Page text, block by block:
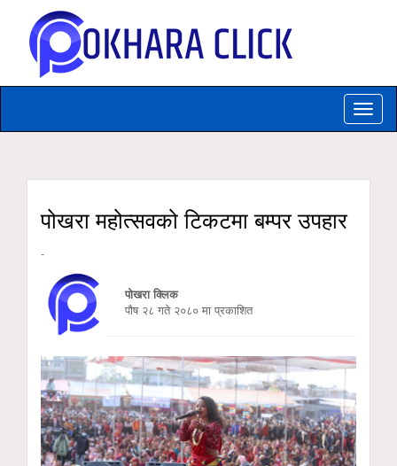
Toggle
पोखरा महोत्सवको टिकटमा बम्पर उपहार
-
पोखरा क्लिक
पौष २८ गते २०८० मा प्रकाशित